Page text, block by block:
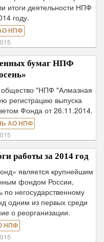
итоги деятельности НПФ
году.
НПФ
бумаг НПФ
общество "НПФ "Алмазная
регистрацию выпуска
Фонда от 26.11.2014.
АО НПФ
работы за 2014 год
является крупнейшим
фондом России,
негосударственному
одним из первых среди
о реорганизации.
НПФ